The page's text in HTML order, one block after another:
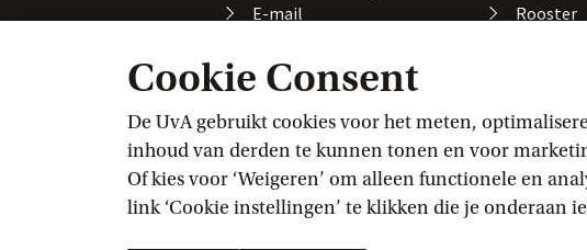
Cookie Consent
De UvA gebruikt cookies voor het meten,
inhoud van derden te kunnen tonen en voor
Of kies voor ‘Weigeren’ om alleen functionele en
link ‘Cookie instellingen’ te klikken die je onderaan
E-mail
scannen
Studeren in het buitenland
Vakaanmelding
VPN
Wifi
Rooster